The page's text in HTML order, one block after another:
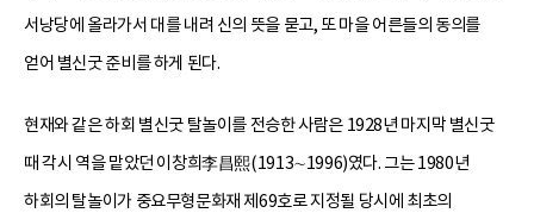
서낭당에 올라가서 대를 내려 신의 뜻을 묻고, 또 마을 어른들의 동의를
얻어 별신굿 준비를 하게 된다.
현재와 같은 하회 별신굿 탈놀이를 전승한 사람은 1928년 마지막 별신굿
때 각시 역을 맡았던 이창희李昌熙(1913∼1996)였다. 그는 1980년
하회의 탈놀이가 중요무형문화재 제69호로 지정될 당시에 최초의